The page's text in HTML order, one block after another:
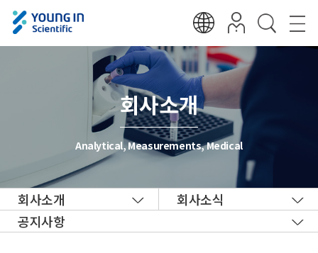
회사소개
Analytical, Measurements, Medical
회사소개
회사소식
공지사항